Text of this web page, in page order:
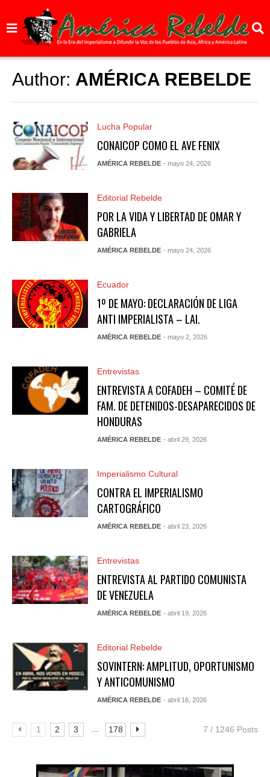
Author: AMÉRICA REBELDE
Lucha Popular
CONAICOP COMO EL AVE FENIX
AMÉRICA REBELDE - mayo 24, 2026
Editorial Rebelde
POR LA VIDA Y LIBERTAD DE OMAR Y
GABRIELA
AMÉRICA REBELDE - mayo 24, 2026
Ecuador
1º DE MAYO: DECLARACIÓN DE LIGA
ANTI IMPERIALISTA – LAI.
AMÉRICA REBELDE - mayo 2, 2026
Entrevistas
ENTREVISTA A COFADEH – COMITÉ DE
FAM. DE DETENIDOS-DESAPARECIDOS DE
HONDURAS
AMÉRICA REBELDE - abril 29, 2026
Imperialismo Cultural
CONTRA EL IMPERIALISMO
CARTOGRÁFICO
AMÉRICA REBELDE - abril 23, 2026
Entrevistas
ENTREVISTA AL PARTIDO COMUNISTA
DE VENEZUELA
AMÉRICA REBELDE - abril 19, 2026
Editorial Rebelde
SOVINTERN: AMPLITUD, OPORTUNISMO
Y ANTICOMUNISMO
AMÉRICA REBELDE - abril 16, 2026
1 2 3 178 7 / 1246 Posts